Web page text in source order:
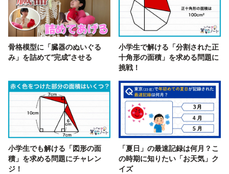
骨格模型に「臓器のぬいぐる
み」を詰めて“完成”させる
小学生で解ける「分割された正
十角形の面積」を求める問題に
挑戦！
小学生でも解ける「図形の面
積」を求める問題にチャレン
ジ！
「夏日」の最速記録は何月？こ
の時期に知りたい「お天気」ク
イズ